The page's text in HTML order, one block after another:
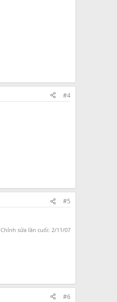
#4
#5
Chỉnh sửa lần cuối: 2/11/07
#6